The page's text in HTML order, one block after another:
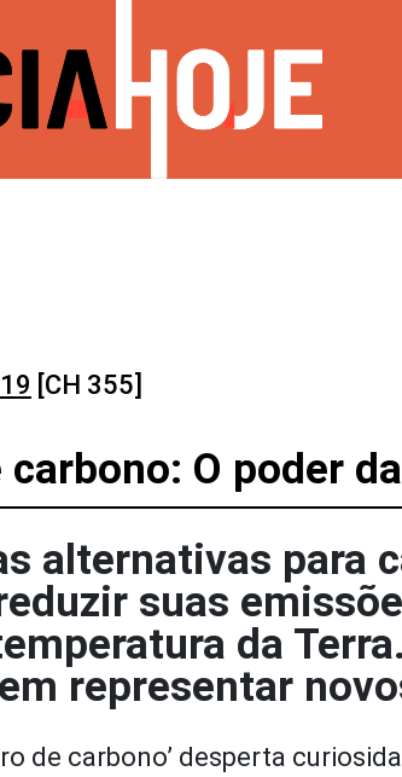
[CH 355]
carbono: O poder
alternativas para
suas
da
representar
de carbono’ desperta